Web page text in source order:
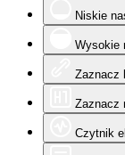
Niskie
Wysokie
Zaznacz
Zaznacz
Czytnik